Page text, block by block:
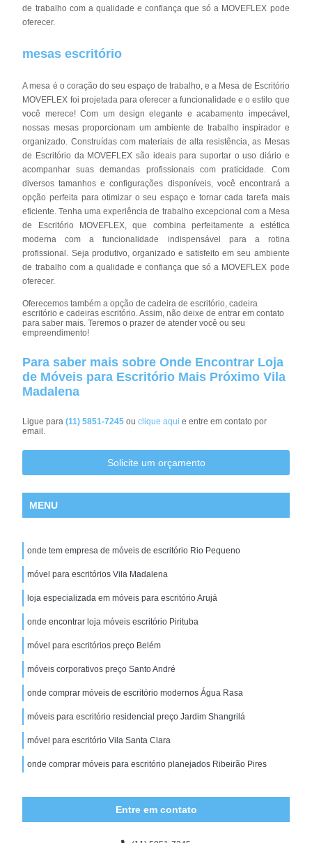
de trabalho com a qualidade e confiança que só a MOVEFLEX pode
oferecer.
mesas escritório
A mesa é o coração do seu espaço de trabalho, e a Mesa de Escritório
MOVEFLEX foi projetada para oferecer a funcionalidade e o estilo que
você merece! Com um design elegante e acabamento impecável,
nossas mesas proporcionam um ambiente de trabalho inspirador e
organizado. Construídas com materiais de alta resistência, as Mesas
de Escritório da MOVEFLEX são ideais para suportar o uso diário e
acompanhar suas demandas profissionais com praticidade. Com
diversos tamanhos e configurações disponíveis, você encontrará a
opção perfeita para otimizar o seu espaço e tornar cada tarefa mais
eficiente. Tenha uma experiência de trabalho excepcional com a Mesa
de Escritório MOVEFLEX, que combina perfeitamente a estética
moderna com a funcionalidade indispensável para a rotina
profissional. Seja produtivo, organizado e satisfeito em seu ambiente
de trabalho com a qualidade e confiança que só a MOVEFLEX pode
oferecer.
Oferecemos também a opção de cadeira de escritório, cadeira
escritório e cadeiras escritório. Assim, não deixe de entrar em contato
para saber mais. Teremos o prazer de atender você ou seu
empreendimento!
Para saber mais sobre Onde Encontrar Loja
de Móveis para Escritório Mais Próximo Vila
Madalena
Ligue para(11) 5851-7245ouclique aqui e entre em contato por
email.
Solicite um orçamento
MENU
onde tem empresa de móveis de escritório Rio Pequeno
móvel para escritórios Vila Madalena
loja especializada em móveis para escritório Arujá
onde encontrar loja móveis escritório Pirituba
móvel para escritórios preço Belém
móveis corporativos preço Santo André
onde comprar móveis de escritório modernos Água Rasa
móveis para escritório residencial preço Jardim Shangrilá
móvel para escritório Vila Santa Clara
onde comprar móveis para escritório planejados Ribeirão Pires
Entre em contato